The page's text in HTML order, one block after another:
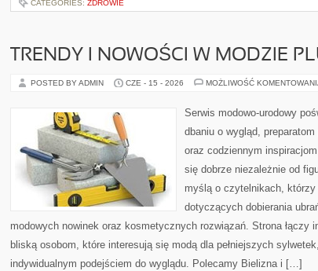
CATEGORIES: ZDROWIE
TRENDY I NOWOŚCI W MODZIE
POSTED BY ADMIN CZE - 15 - 2026 MOŻLIWOŚĆ
Serwis modowo-urodowy
dbaniu o wygląd,
oraz codziennym
się dobrze niezależnie od
myślą o czytelnikach,
dotyczących dobierania
modowych nowinek oraz kosmetycznych rozwiązań. Strona łączy
bliską osobom, które interesują się modą dla pełniejszych
indywidualnym podejściem do wyglądu. Polecamy Bielizna i […]